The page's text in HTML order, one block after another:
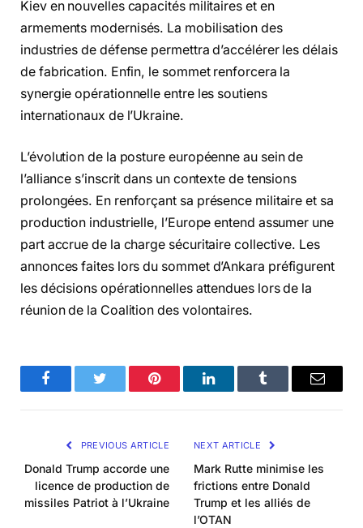
Kiev en nouvelles capacités militaires et en
armements modernisés. La mobilisation des
industries de défense permettra d’accélérer les délais
de fabrication. Enfin, le sommet renforcera la
synergie opérationnelle entre les soutiens
internationaux de l’Ukraine.
L’évolution de la posture européenne au sein de
l’alliance s’inscrit dans un contexte de tensions
prolongées. En renforçant sa présence militaire et sa
production industrielle, l’Europe entend assumer une
part accrue de la charge sécuritaire collective. Les
annonces faites lors du sommet d’Ankara préfigurent
les décisions opérationnelles attendues lors de la
réunion de la Coalition des volontaires.
FacebookTwitter Pinterest LinkedInTumblr Email
PREVIOUS ARTICLE
Donald Trump accorde une
licence de production de
missiles Patriot à l’Ukraine
NEXT ARTICLE
Mark Rutte minimise les
frictions entre Donald
Trump et les alliés de
l’OTAN